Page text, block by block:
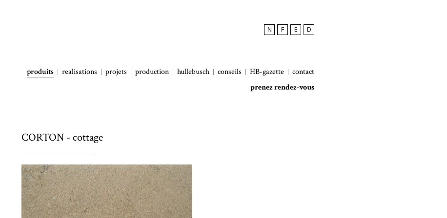
N F E D
produits realisations projets production hullebusch conseils HB-gazette
contact
prenez rendez-vous
CORTON - cottage